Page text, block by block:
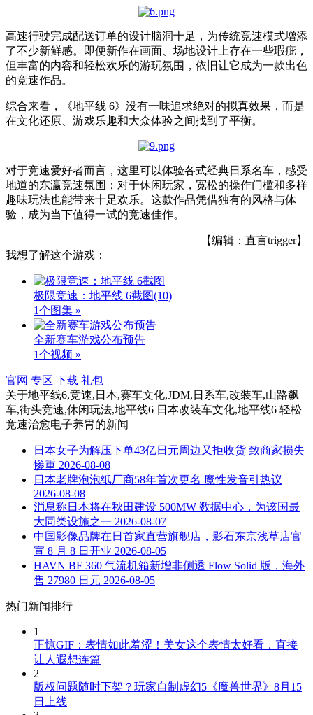
高速行驶完成配送订单的设计脑洞十足，为传统竞速模式增添
了不少新鲜感。即便新作在画面、场地设计上存在一些瑕疵，
但丰富的内容和轻松欢乐的游玩氛围，依旧让它成为一款出色
的竞速作品。
综合来看，《地平线 6》没有一味追求绝对的拟真效果，而是
在文化还原、游戏乐趣和大众体验之间找到了平衡。
对于竞速爱好者而言，这里可以体验各式经典日系名车，感受
地道的东瀛竞速氛围；对于休闲玩家，宽松的操作门槛和多样
趣味玩法也能带来十足欢乐。这款作品凭借独有的风格与体
验，成为当下值得一试的竞速佳作。
【编辑：直言trigger】
我想了解这个游戏：
极限竞速：地平线 6截图(10)
1个图集 »
全新赛车游戏公布预告
1个视频 »
官网 专区 下载 礼包
关于地平线6,竞速,日本,赛车文化,JDM,日系车,改装车,山路飙
车,街头竞速,休闲玩法,地平线6 日本改装车文化,地平线6 轻松
竞速治愈电子养胃的新闻
日本女子为解压下单43亿日元周边又拒收货 致商家损失
惨重 2026-08-08
日本老牌泡泡纸厂商58年首次更名 魔性发音引热议
2026-08-08
消息称日本将在秋田建设 500MW 数据中心，为该国最
大同类设施之一 2026-08-07
中国影像品牌在日首家直营旗舰店，影石东京浅草店官
宣 8 月 8 日开业 2026-08-05
HAVN BF 360 气流机箱新增非侧透 Flow Solid 版，海外
售 27980 日元 2026-08-05
热门新闻排行
1
正惊GIF：表情如此羞涩！美女这个表情太好看，直接
让人遐想连篇
2
版权问题随时下架？玩家自制虚幻5《魔兽世界》8月15
日上线